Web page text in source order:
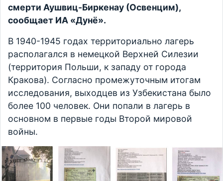
смерти Аушвиц-Биркенау (Освенцим),
сообщает ИА «Дунё».
В 1940-1945 годах территориально лагерь
располагался в немецкой Верхней Силезии
(территория Польши, к западу от города
Кракова). Согласно промежуточным итогам
исследования, выходцев из Узбекистана было
более 100 человек. Они попали в лагерь в
основном в первые годы Второй мировой
войны.